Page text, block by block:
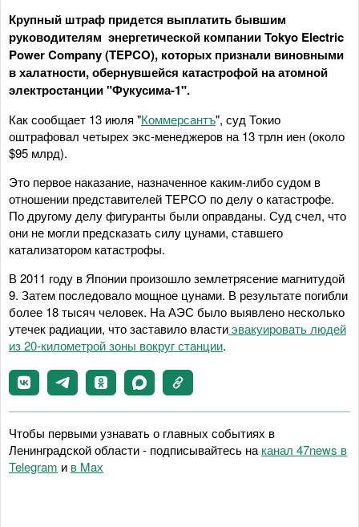
Крупный штраф придется выплатить бывшим
руководителям энергетической компании Tokyo Electric
Power Company (TEPCO), которых признали виновными
в халатности, обернувшейся катастрофой на атомной
электростанции "Фукусима-1".
Как сообщает 13 июля "Коммерсантъ", суд Токио
оштрафовал четырех экс-менеджеров на 13 трлн иен (около
$95 млрд).
Это первое наказание, назначенное каким-либо судом в
отношении представителей TEPCO по делу о катастрофе.
По другому делу фигуранты были оправданы. Суд счел, что
они не могли предсказать силу цунами, ставшего
катализатором катастрофы.
В 2011 году в Японии произошло землетрясение магнитудой
9. Затем последовало мощное цунами. В результате погибли
более 18 тысяч человек. На АЭС было выявлено несколько
утечек радиации, что заставило властиэвакуировать людей
из 20-километрой зоны вокруг станции.
Чтобы первыми узнавать о главных событиях в
Ленинградской области - подписывайтесь на канал 47news в
Telegram и в Maх